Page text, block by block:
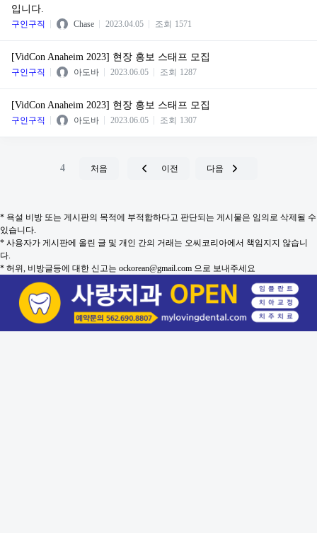
입니다.
구인구직 Chase 2023.04.05 조회 1571
[VidCon Anaheim 2023] 현장 홍보 스태프 모집
구인구직 아도바 2023.06.05 조회 1287
[VidCon Anaheim 2023] 현장 홍보 스태프 모집
구인구직 아도바 2023.06.05 조회 1307
4 처음 이전 다음
* 욕설 비방 또는 게시판의 목적에 부적합하다고 판단되는 게시물은 임의로 삭제될 수
있습니다.
* 사용자가 게시판에 올린 글 및 개인 간의 거래는 오씨코리아에서 책임지지 않습니
다.
* 허위, 비방글등에 대한 신고는 ockorean@gmail.com 으로 보내주세요